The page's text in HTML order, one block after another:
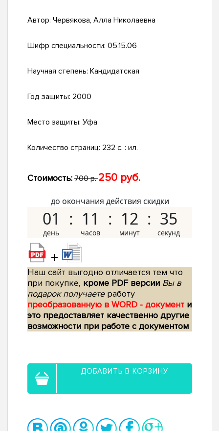
Автор: Червякова, Алла Николаевна
Шифр специальности: 05.15.06
Научная степень: Кандидатская
Год защиты: 2000
Место защиты: Уфа
Количество страниц: 232 с. : ил.
Стоимость: 700 р.250 руб.
до окончания действия скидки
01 11 12 34
+
Наш сайт выгодно отличается тем что
при покупке, кроме PDF версии Вы в
подарок получаетеработу
преобразованную в WORD - документ и
это предоставляет качественно другие
возможности при работе с документом
ДОБАВИТЬ В КОРЗИНУ